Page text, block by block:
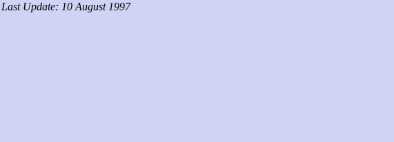
Last Update: 10 August 1997